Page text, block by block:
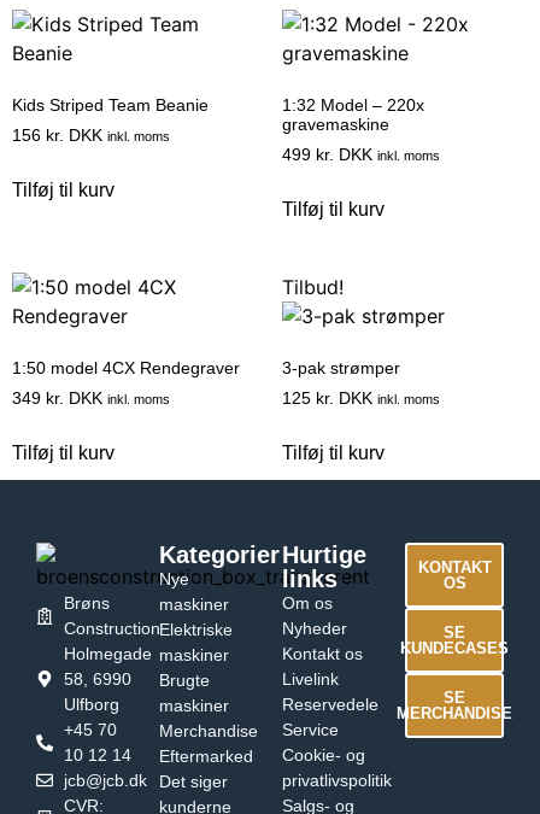
Kids Striped Team Beanie
156 kr. DKK inkl. moms
Tilføj til kurv
1:32 Model – 220x
gravemaskine
499 kr. DKK inkl. moms
Tilføj til kurv
1:50 model 4CX Rendegraver
349 kr. DKK inkl. moms
Tilføj til kurv
Tilbud!
3-pak strømper
125 kr. DKK inkl. moms
Tilføj til kurv
Brøns
Construction
Holmegade
58, 6990
Ulfborg
+45 70
10 12 14
jcb@jcb.dk
CVR:
Kategorier
Nye
maskiner
Elektriske
maskiner
Brugte
maskiner
Merchandise
Eftermarked
Det siger
kunderne
Hurtige
links
Om os
Nyheder
Kontakt os
Livelink
Reservedele
Service
Cookie- og
privatlivspolitik
Salgs- og
KONTAKT
OS
SE
KUNDECASES
SE
MERCHANDISE